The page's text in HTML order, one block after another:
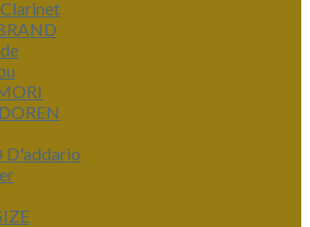
D'addario